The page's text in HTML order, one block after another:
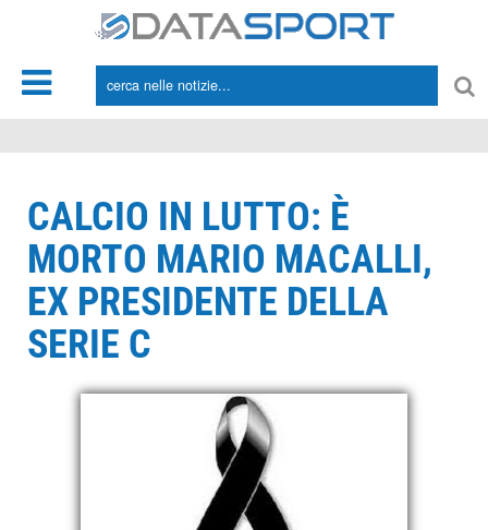
CALCIO IN LUTTO: È
MORTO MARIO MACALLI,
EX PRESIDENTE DELLA
SERIE C